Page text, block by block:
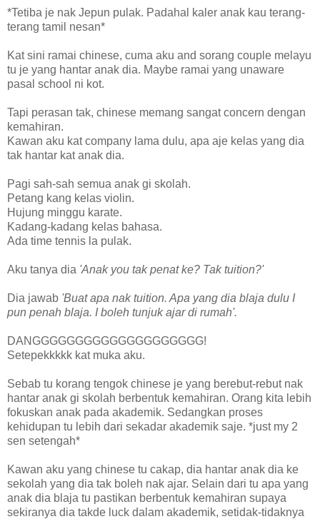
*Tetiba je nak Jepun pulak. Padahal kaler anak kau terang-
terang tamil nesan*
Kat sini ramai chinese, cuma aku and sorang couple melayu
tu je yang hantar anak dia. Maybe ramai yang unaware
pasal school ni kot.
Tapi perasan tak, chinese memang sangat concern dengan
kemahiran.
Kawan aku kat company lama dulu, apa aje kelas yang dia
tak hantar kat anak dia.
Pagi sah-sah semua anak gi skolah.
Petang kang kelas violin.
Hujung minggu karate.
Kadang-kadang kelas bahasa.
Ada time tennis la pulak.
Aku tanya dia 'Anak you tak penat ke? Tak tuition?'
Dia jawab 'Buat apa nak tuition. Apa yang dia blaja dulu I
pun penah blaja. I boleh tunjuk ajar di rumah'.
DANGGGGGGGGGGGGGGGGGGGG!
Setepekkkkk kat muka aku.
Sebab tu korang tengok chinese je yang berebut-rebut nak
hantar anak gi skolah berbentuk kemahiran. Orang kita lebih
fokuskan anak pada akademik. Sedangkan proses
kehidupan tu lebih dari sekadar akademik saje. *just my 2
sen setengah*
Kawan aku yang chinese tu cakap, dia hantar anak dia ke
sekolah yang dia tak boleh nak ajar. Selain dari tu apa yang
anak dia blaja tu pastikan berbentuk kemahiran supaya
sekiranya dia takde luck dalam akademik, setidak-tidaknya